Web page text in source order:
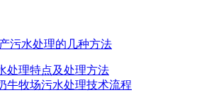
污水处理的几种方法
处理特点及处理方法
牛牧场污水处理技术流程